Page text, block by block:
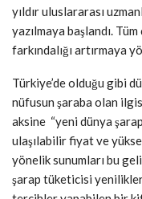
yıldır uluslararası
yazılmaya başlandı.
farkındalığı artırmaya
Türkiye’de olduğu gibi
nüfusun şaraba olan
aksine “yeni dünya
ulaşılabilir fiyat ve
yönelik sunumları bu
şarap tüketicisi